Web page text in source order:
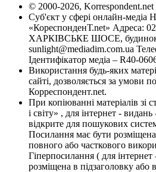
© 2000-2026, Korrespondent.net
Суб'єкт у сфері онлайн-медіа
«КореспонденТ.net» Адреса:
ХАРКІВСЬКЕ ШОСЕ, будинок
sunlight@mediadim.com.ua
Ідентифікатор медіа – R40-
Використання будь-яких
сайті, дозволяється за умови
Корреспондент.net.
При копіюванні матеріалів зі
і світу» , для інтернет -
відкрите для пошукових
Посилання має бути розміщена
повного або часткового
Гіперпосилання ( для
розміщена в підзаголовку або